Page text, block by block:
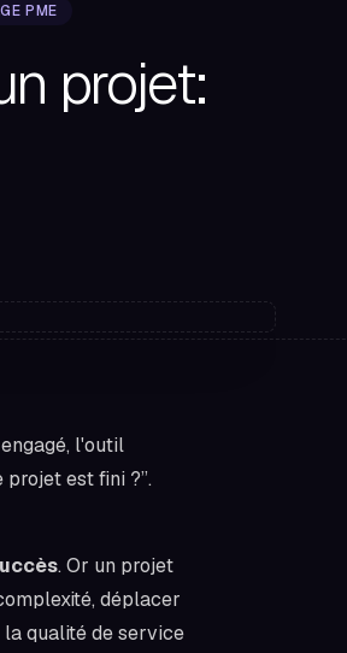
PME
projet:
l'outil
est fini ?”.
. Or un projet
déplacer
qualité de service